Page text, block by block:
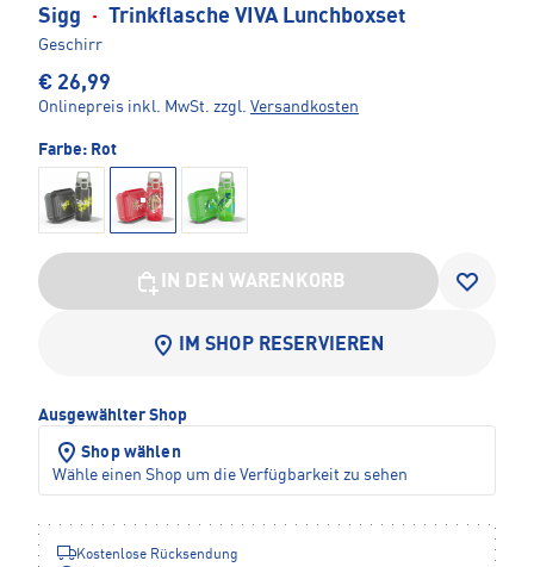
Sigg · Trinkflasche VIVA Lunchboxset
Geschirr
€ 26,99
Onlinepreis inkl. MwSt. zzgl. Versandkosten
Farbe: Rot
IN DEN WARENKORB
IM SHOP RESERVIEREN
Ausgewählter Shop
Shop wählen
Wähle einen Shop um die Verfügbarkeit zu sehen
Kostenlose Rücksendung